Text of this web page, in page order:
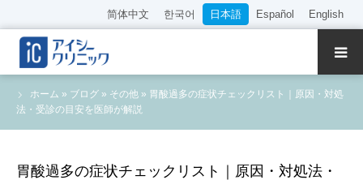
简体中文 한국어 日本語 Español English
ホーム » ブログ » その他 » 胃酸過多の症状チェックリスト｜原因・対処
法・受診の目安を医師が解説
胃酸過多の症状チェックリスト｜原因・対処法・
クリニック紹介
診療内容